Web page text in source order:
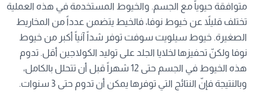
متوافقة حيوياً مع الجسم. والخيوط المستخدمة في هذه العملية
تختلف قليلاً عن خيوط نوفا، فالخيط يتضمن عدداً من المخاريط
الصغيرة. خيوط سيلويت سوفت توفر شداً آنياً أكبر من خيوط
نوفا ولكنّ تحفيزها لخلايا الجلد على توليد الكولاجين أقل. تدوم
هذه الخيوط في الجسم حتى 12 شهراً قبل أن تتحلل بالكامل،
وبالنتيجة فإنّ النتائج التي توفرها يمكن أن تدوم حتى 3 سنوات.